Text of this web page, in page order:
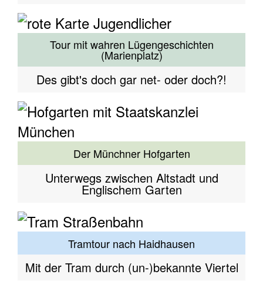
Tour mit wahren Lügengeschichten
(Marienplatz)
Des gibt's doch gar net- oder doch?!
Der Münchner Hofgarten
Unterwegs zwischen Altstadt und
Englischem Garten
Tramtour nach Haidhausen
Mit der Tram durch (un-)bekannte Viertel